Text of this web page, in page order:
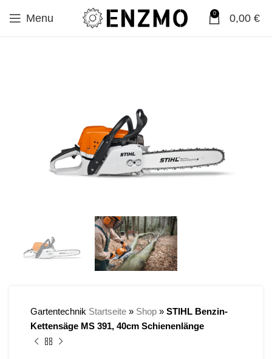
Menu 0 0,00 €
Gartentechnik Startseite » Shop » STIHL Benzin-
Kettensäge MS 391, 40cm Schienenlänge